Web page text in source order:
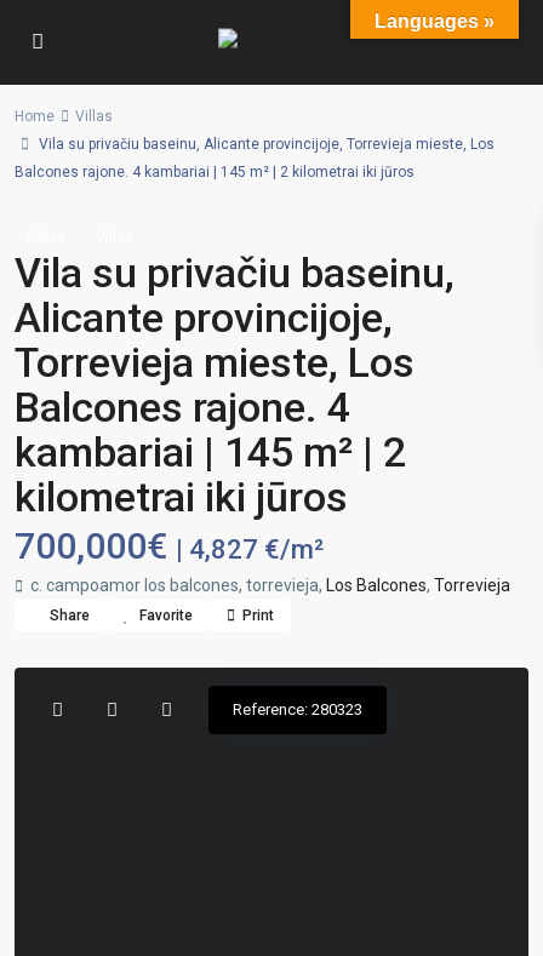
Home
Villas
Vila su privačiu baseinu, Alicante provincijoje, Torrevieja mieste, Los
Balcones rajone. 4 kambariai | 145 m² | 2 kilometrai iki jūros
Vila su privačiu baseinu,
Alicante provincijoje,
Torrevieja mieste, Los
Balcones rajone. 4
kambariai | 145 m² | 2
kilometrai iki jūros
700,000€ | 4,827 €/m²
c. campoamor los balcones, torrevieja, Los Balcones, Torrevieja
Share Favorite Print
Reference: 280323
Languages »